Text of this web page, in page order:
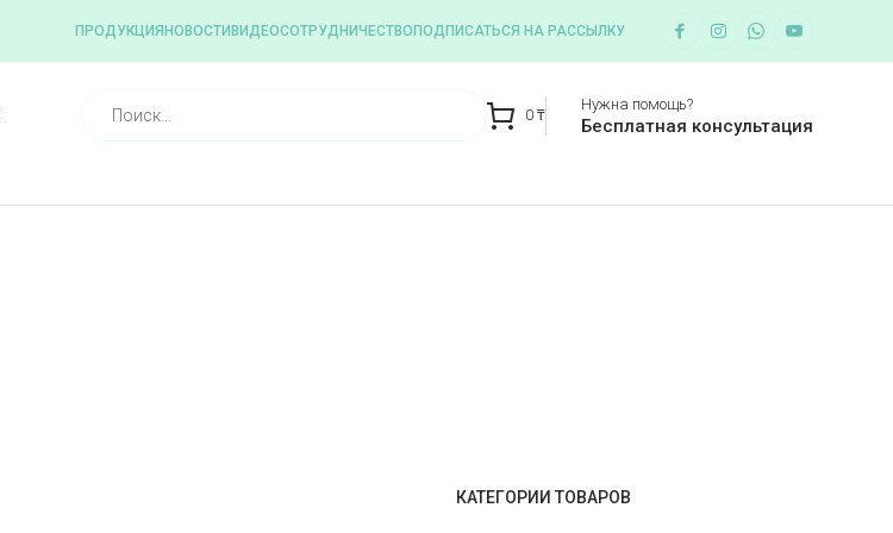
ПРОДУКЦИЯ НОВОСТИ ВИДЕОСОТРУДНИЧЕСТВО ПОДПИСАТЬСЯ НА РАССЫЛКУ
0 ₸
Нужна помощь?
Бесплатная консультация
КАТЕГОРИИ ТОВАРОВ